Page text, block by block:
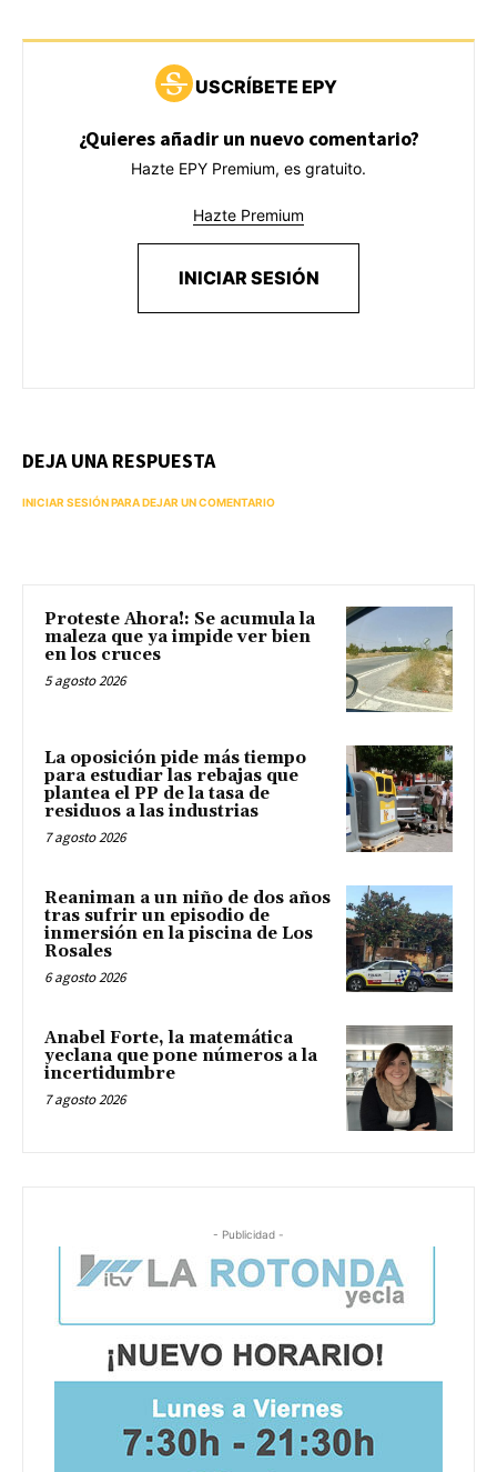
USCRÍBETE EPY
¿Quieres añadir un nuevo comentario?
Hazte EPY Premium, es gratuito.
Hazte Premium
INICIAR SESIÓN
DEJA UNA RESPUESTA
INICIAR SESIÓN PARA DEJAR UN COMENTARIO
Proteste Ahora!: Se acumula la
maleza que ya impide ver bien
en los cruces
5 agosto 2026
La oposición pide más tiempo
para estudiar las rebajas que
plantea el PP de la tasa de
residuos a las industrias
7 agosto 2026
Reaniman a un niño de dos años
tras sufrir un episodio de
inmersión en la piscina de Los
Rosales
6 agosto 2026
Anabel Forte, la matemática
yeclana que pone números a la
incertidumbre
7 agosto 2026
- Publicidad -